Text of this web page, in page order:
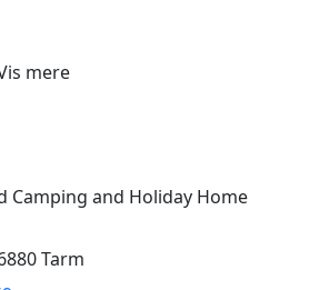
mere
Camping and Holiday Home
Tarm